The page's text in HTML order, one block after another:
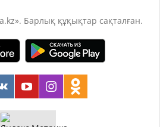
Барлық құқықтар сақталған.